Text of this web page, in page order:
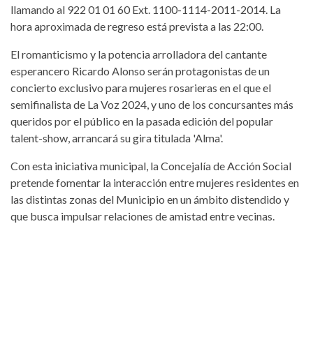
llamando al 922 01 01 60 Ext. 1100-1114-2011-2014. La
hora aproximada de regreso está prevista a las 22:00.
El romanticismo y la potencia arrolladora del cantante
esperancero Ricardo Alonso serán protagonistas de un
concierto exclusivo para mujeres rosarieras en el que el
semifinalista de La Voz 2024, y uno de los concursantes más
queridos por el público en la pasada edición del popular
talent-show, arrancará su gira titulada 'Alma'.
Con esta iniciativa municipal, la Concejalía de Acción Social
pretende fomentar la interacción entre mujeres residentes en
las distintas zonas del Municipio en un ámbito distendido y
que busca impulsar relaciones de amistad entre vecinas.